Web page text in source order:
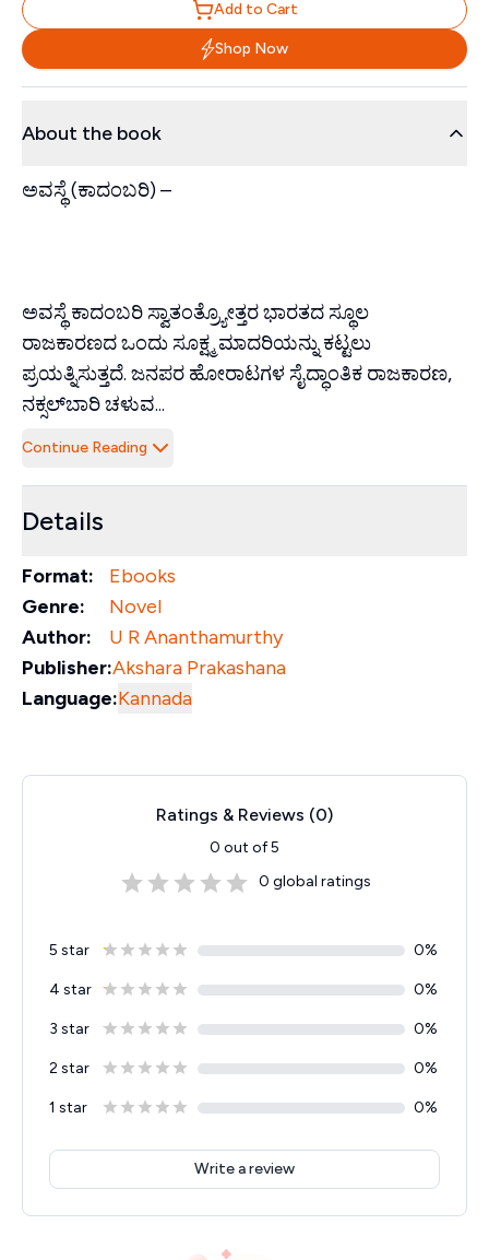
Add to Cart
Shop Now
About the book
ಅವಸ್ಥೆ (ಕಾದಂಬರಿ) –
ಅವಸ್ಥೆ ಕಾದಂಬರಿ ಸ್ವಾತಂತ್ರ್ಯೋತ್ತರ ಭಾರತದ ಸ್ಥೂಲ
ರಾಜಕಾರಣದ ಒಂದು ಸೂಕ್ಷ್ಮ ಮಾದರಿಯನ್ನು ಕಟ್ಟಲು
ಪ್ರಯತ್ನಿಸುತ್ತದೆ. ಜನಪರ ಹೋರಾಟಗಳ ಸೈದ್ಧಾಂತಿಕ ರಾಜಕಾರಣ,
ನಕ್ಸಲ್‌ಬಾರಿ ಚಳುವ...
Continue Reading
Details
Format:
Ebooks
Genre:
Novel
Author:
U R Ananthamurthy
Publisher:Akshara Prakashana
Language:Kannada
Ratings & Reviews (0)
0 out of 5
0 global ratings
5 star 0%
4 star 0%
3 star 0%
2 star 0%
1 star 0%
Write a review